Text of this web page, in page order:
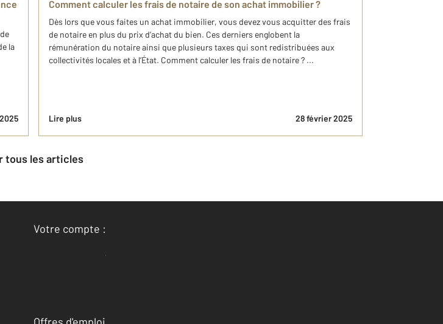
la
Comment calculer les frais de notaire de son achat immobilier ?
Dès lors que vous faites un achat immobilier, vous devez vous acquitter des frais
de notaire en plus du prix d’achat du bien. Ces derniers englobent la
rémunération du notaire ainsi que plusieurs taxes qui sont redistribuées aux
collectivités locales et à l’État. Comment calculer les frais de notaire ? ...
Lire plus 28 février 2025
tous les articles
Votre compte :
Accéder à mon compte
Offres d'emploi